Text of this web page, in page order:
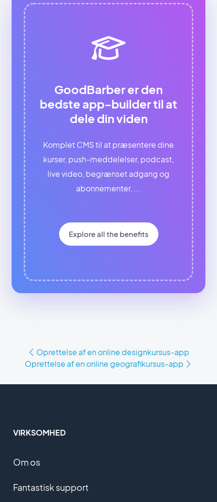
GoodBarber er den
bedste app-builder til at
dele din viden
Komplet CMS til at præsentere dine
kurser, push-meddelelser, podcast,
live video, begrænset adgang og
abonnementer, ...
Explore all the benefits
Oprettelse af en online designkursus-app
Oprettelse af en online geografikursus-app
VIRKSOMHED
Om os
Fantastisk support